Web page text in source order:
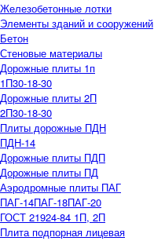
Железобетонные лотки
Элементы зданий и сооружений
Бетон
Стеновые материалы
Дорожные плиты 1п
1П30-18-30
Дорожные плиты 2П
2П30-18-30
Плиты дорожные ПДН
ПДН-14
Дорожные плиты ПДП
Дорожные плиты ПД
Аэродромные плиты ПАГ
ПАГ-14ПАГ-18ПАГ-20
ГОСТ 21924-84 1П, 2П
Плита подпорная лицевая